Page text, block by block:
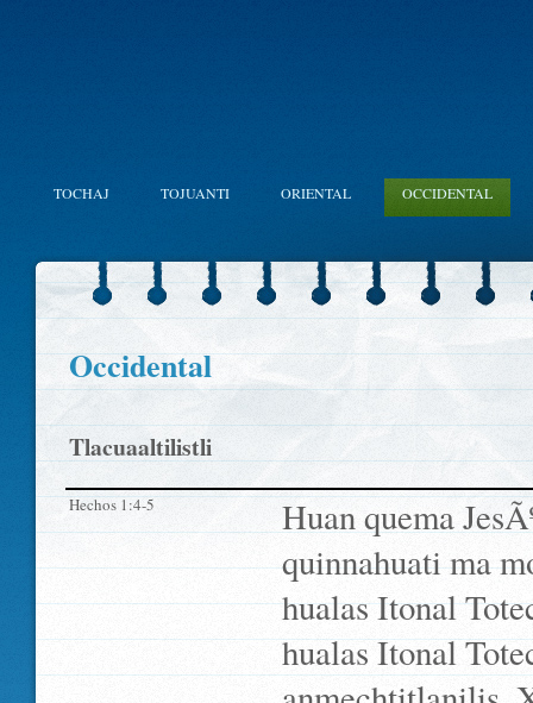
TOCHAJ TOJUANTI ORIENTAL OCCIDENTAL
Occidental
Tlacuaaltilistli
Hechos 1:4-5
Huan quema
quinnahuati ma
hualas Itonal
hualas Itonal